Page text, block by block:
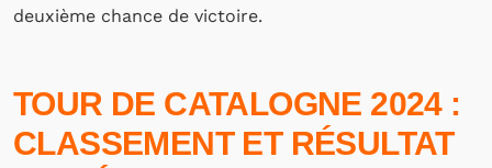
deuxième chance de victoire.
TOUR DE CATALOGNE 2024 :
CLASSEMENT ET RÉSULTAT